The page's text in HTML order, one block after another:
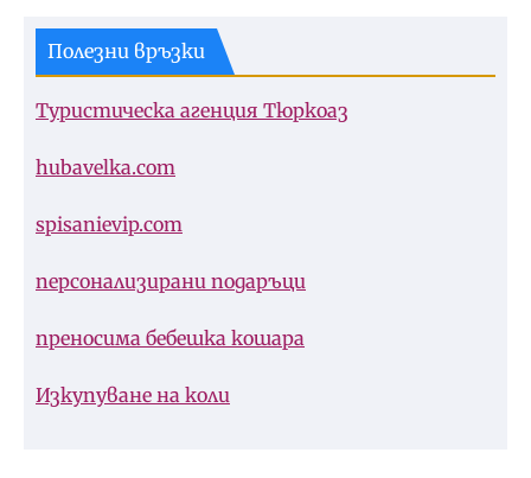
Полезни връзки
Туристическа агенция Тюркоаз
hubavelka.com
spisanievip.com
персонализирани подаръци
преносима бебешка кошара
Изкупуване на коли